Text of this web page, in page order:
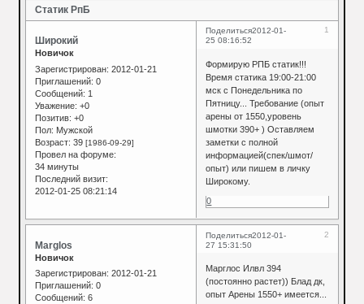
Статик РпБ
Поделиться 1
2012-01-
25 08:16:52
Широкий
Новичок
Зарегистрирован: 2012-01-21
Приглашений: 0
Сообщений: 1
Уважение: +0
Позитив: +0
Пол: Мужской
Возраст: 39[1986-09-29]
Провел на форуме:
34 минуты
Последний визит:
2012-01-25 08:21:14
Формирую РПБ статик!!!
Время статика 19:00-21:00
мск с Понедельника по
Пятницу... Требование (опыт
арены от 1550,уровень
шмотки 390+ ) Оставляем
заметки с полной
информацией(спек/шмот/
опыт) или пишем в личку
Широкому.
0
Поделиться 2
2012-01-
27 15:31:50
Marglos
Новичок
Зарегистрирован: 2012-01-21
Приглашений: 0
Сообщений: 6
Марглос Илвл 394
(постоянно растет)) Блад дк,
опыт Арены 1550+ имеется...